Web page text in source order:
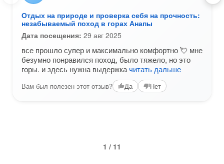
Отдых на природе и проверка себя на прочность:
незабываемый поход в горах Анапы
Дата посещения: 29 авг 2025
все прошло супер и максимально комфортно 💘 мне
безумно понравился поход, было тяжело, но это
горы. и здесь нужна выдержкачитать дальше
Вам был полезен этот отзыв? Да Нет
1 / 11